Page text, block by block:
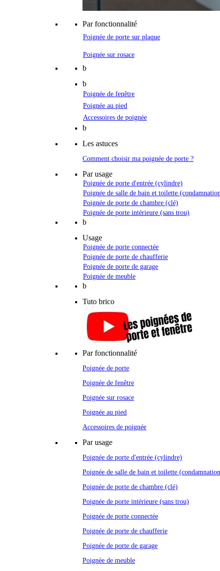
Par fonctionnalité
Poignée de porte sur plaque
Poignée sur rosace
b
b
Poignée de fenêtre
Poignée au pied
Accessoires de poignée
b
Les astuces
Comment choisir ma poignée de porte ?
Par usage
Poignée de porte d'entrée (cylindre)
Poignée de salle de bain et toilette
Poignée de porte de chambre (clé)
Poignée de porte intérieure (sans trou)
b
Usage
Poignée de porte connectée
Poignée de porte de chaufferie
Poignée de porte de garage
Poignée de meuble
b
Tuto brico
Par fonctionnalité
Poignée de porte
Poignée de fenêtre
Poignée sur rosace
Poignée au pied
Accessoires de poignée
Par usage
Poignée de porte d'entrée (cylindre)
Poignée de salle de bain et toilette
Poignée de porte de chambre (clé)
Poignée de porte intérieure (sans trou)
Poignée de porte connectée
Poignée de porte de chaufferie
Poignée de porte de garage
Poignée de meuble